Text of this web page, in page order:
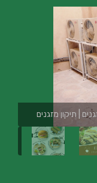
| תיקון מזגנים